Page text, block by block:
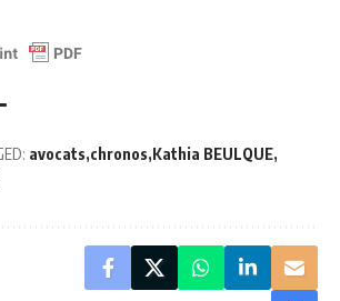
avocats chronos Kathia BEULQUE